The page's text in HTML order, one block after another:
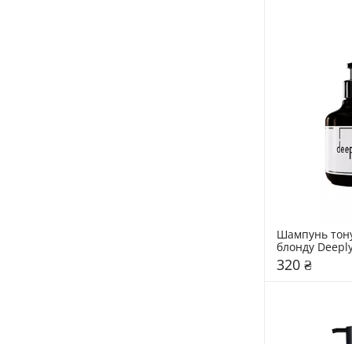
Шампунь
блонду
Shampoo
320 ₴